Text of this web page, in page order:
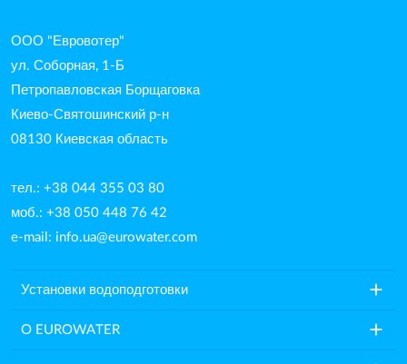
ООО "Евровотер"
ул. Соборная, 1-Б
Петропавловская Борщаговка
Киево-Святошинский р-н
08130 Киевская область
тел.: +38 044 355 03 80
моб.: +38 050 448 76 42
e-mail: info.ua@eurowater.com
Установки водоподготовки add
O EUROWATER add